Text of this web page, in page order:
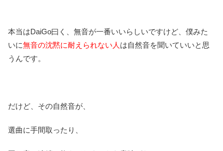
本当はDaiGo曰く、無音が一番いいらしいですけど、僕みた
いに無音の沈黙に耐えられない人は自然音を聞いていいと思
うんです。
だけど、その自然音が、
選曲に手間取ったり、